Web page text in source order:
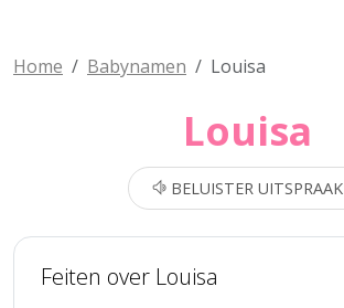
Home Babynamen Louisa
Louisa
BELUISTER UITSPRAAK
Feiten over Louisa